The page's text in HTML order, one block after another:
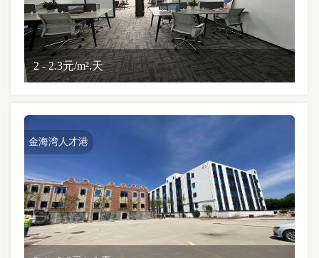
2 - 2.3元/m².天
金海湾人才港